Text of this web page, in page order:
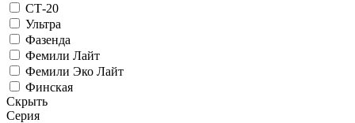
СТ-20
Ультра
Фазенда
Фемили Лайт
Фемили Эко Лайт
Финская
Скрыть
Серия